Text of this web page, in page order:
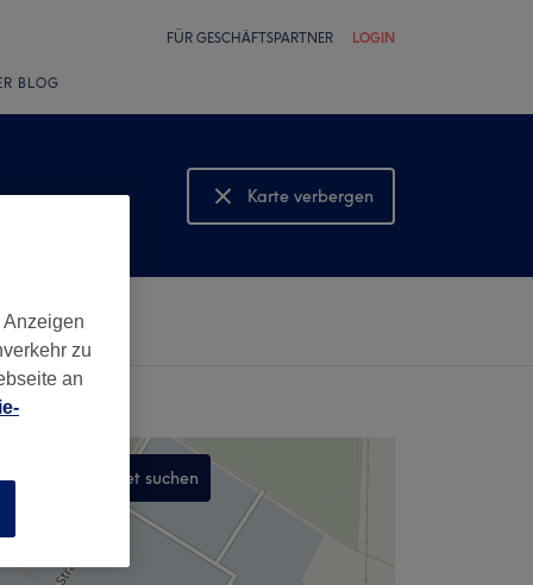
FÜR GESCHÄFTSPARTNER LOGIN
BLOG
Karte verbergen
Karte anzeigen
In diesem Gebiet suchen
zu
an